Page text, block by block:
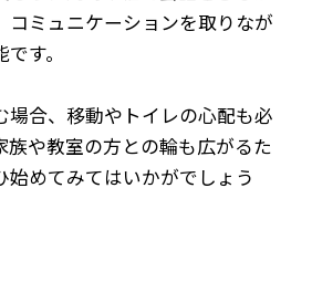
コミュニケーションを取りなが
す。
場合、移動やトイレの心配も必
族や教室の方との輪も広がるた
始めてみてはいかがでしょう